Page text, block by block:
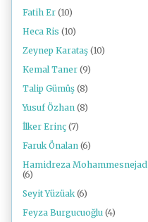
Fatih Er (10)
Heca Ris (10)
Zeynep Karataş (10)
Kemal Taner (9)
Talip Gümüş (8)
Yusuf Özhan (8)
İlker Erinç (7)
Faruk Önalan (6)
Hamidreza Mohammesnejad
(6)
Seyit Yüzüak (6)
Feyza Burgucuoğlu (4)